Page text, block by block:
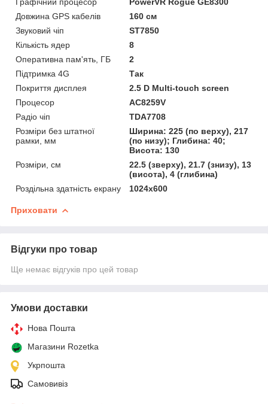
Довжина GPS кабелів
160 см
Звуковий чіп
ST7850
Кількість ядер
8
Оперативна пам'ять, ГБ
2
Підтримка 4G
Так
Покриття дисплея
2.5 D Multi-touch screen
Процесор
AC8259V
Радіо чіп
TDA7708
Розміри без штатної
рамки, мм
Ширина: 225 (по верху), 217
(по низу); Глибина: 40;
Висота: 130
Розміри, см
22.5 (зверху), 21.7 (знизу), 13
(висота), 4 (глибина)
Роздільна здатність екрану
1024х600
Приховати
Відгуки про товар
Ще немає відгуків про цей товар
Умови доставки
Нова Пошта
Магазини Rozetka
Укрпошта
Самовивіз